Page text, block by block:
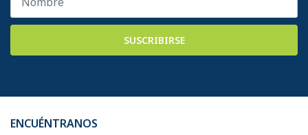
SUSCRIBIRSE
ENCUÉNTRANOS